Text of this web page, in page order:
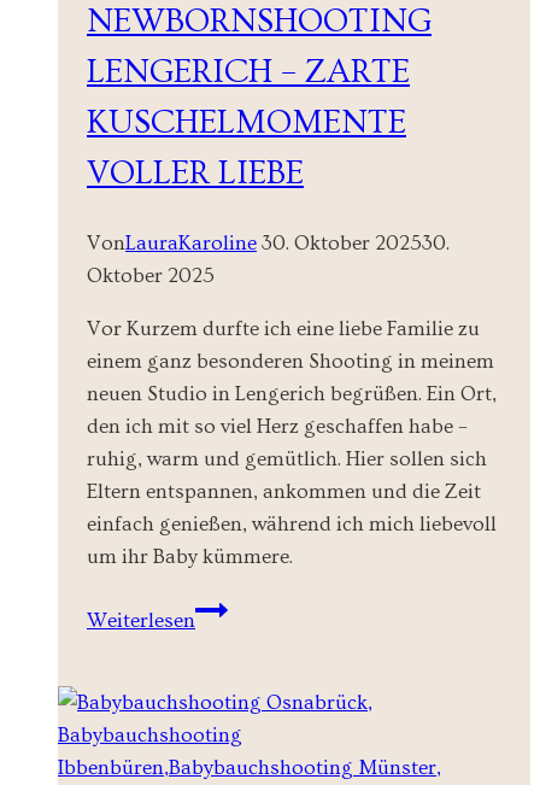
NEWBORNSHOOTING
LENGERICH – ZARTE
KUSCHELMOMENTE
VOLLER LIEBE
VonLauraKaroline 30. Oktober 202530.
Oktober 2025
Vor Kurzem durfte ich eine liebe Familie zu
einem ganz besonderen Shooting in meinem
neuen Studio in Lengerich begrüßen. Ein Ort,
den ich mit so viel Herz geschaffen habe –
ruhig, warm und gemütlich. Hier sollen sich
Eltern entspannen, ankommen und die Zeit
einfach genießen, während ich mich liebevoll
um ihr Baby kümmere.
Weiterlesen
Newbornshooting
Zarte
Kuschelmomente
voller